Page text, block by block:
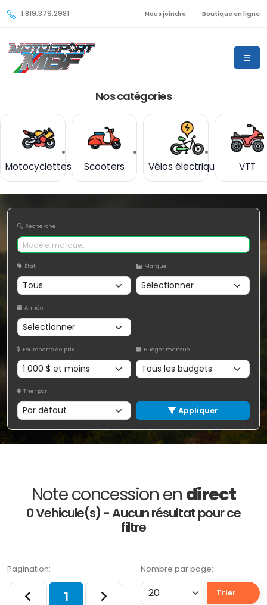
1.819.379.2981 Nous joindre Boutique en ligne
Nos catégories
Motocyclettes Scooters Vélos électriques VTT
Recherche
État Marque
Année
Fourchette de prix Budget mensuel
Trier par
Appliquer
Note concession en direct
0 Vehicule(s) - Aucun résultat pour ce
filtre
Pagination:
1
Nombre par page:
Trier